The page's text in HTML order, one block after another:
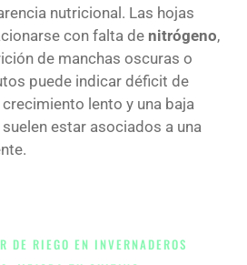
nutricional. Las hojas
con falta de nitrógeno,
de manchas oscuras o
puede indicar déficit de
crecimiento lento y una baja
estar asociados a una
DE RIEGO EN INVERNADEROS